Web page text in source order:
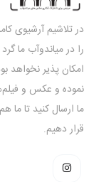
در تلاشیم آرشیوی
را در میاندوآب ما
امکان پذیر نخواهد
نموده و عکس و
ما ارسال کنید تا ما
قرار دهیم.